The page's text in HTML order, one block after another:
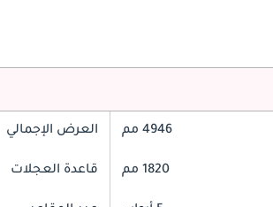
4946 مم العرض الإجمالي
1820 مم قاعدة العجلات